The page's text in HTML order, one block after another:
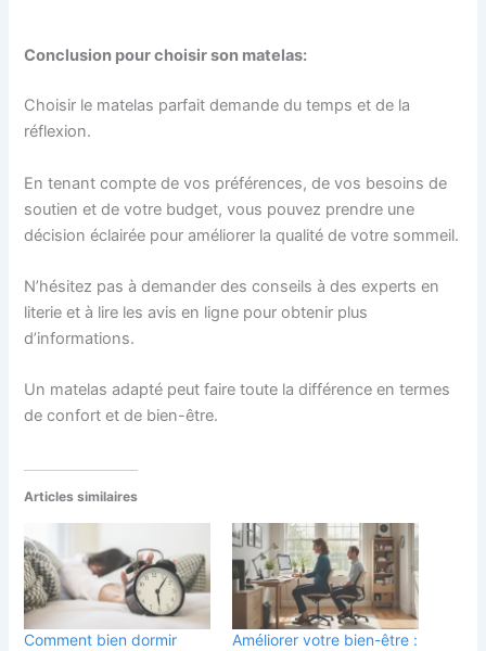
Conclusion pour choisir son matelas:
Choisir le matelas parfait demande du temps et de la
réflexion.
En tenant compte de vos préférences, de vos besoins de
soutien et de votre budget, vous pouvez prendre une
décision éclairée pour améliorer la qualité de votre sommeil.
N’hésitez pas à demander des conseils à des experts en
literie et à lire les avis en ligne pour obtenir plus
d’informations.
Un matelas adapté peut faire toute la différence en termes
de confort et de bien-être.
Articles similaires
Comment bien dormir Améliorer votre bien-être :